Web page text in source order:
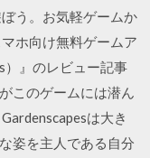
う。お気軽ゲームか
ホ向け無料ゲームア
）』のレビュー記事
このゲームには潜ん
は大き
姿を主人である自分